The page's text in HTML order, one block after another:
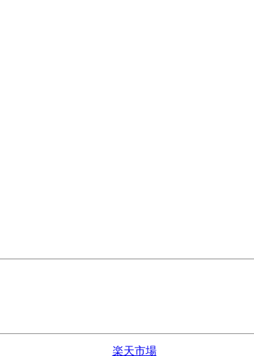
楽天市場